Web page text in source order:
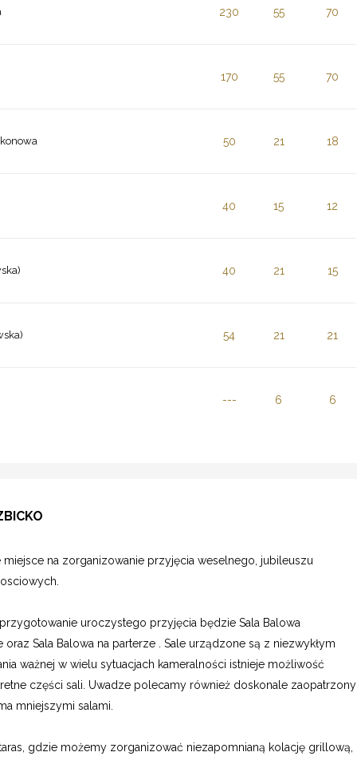
230 55 70
170 55 70
50 21 18
40 15 12
40 21 15
54 21 21
--- 6 6
na zorganizowanie przyjęcia weselnego, jubileuszu
uroczystego przyjęcia będzie Sala Balowa
oraz Sala Balowa na parterze . Sale urządzone są z niezwykłym
ważnej w wielu sytuacjach kameralności istnieje możliwość
części sali. Uwadze polecamy również doskonale zaopatrzony
mniejszymi salami.
gdzie możemy zorganizować niezapomnianą kolację grillową,